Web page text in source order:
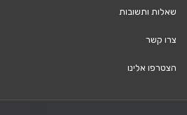
שאלות ותשובות
צרו קשר
הצטרפו אלינו